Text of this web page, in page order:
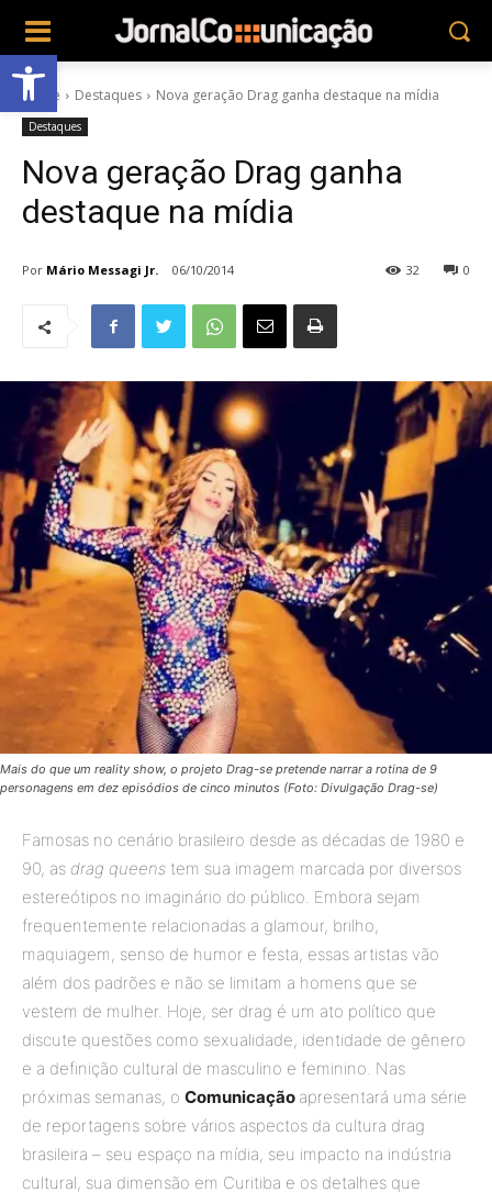
Abrir a barra de ferramentas
Home Destaques Nova geração Drag ganha destaque na mídia
Destaques
Nova geração Drag ganha
destaque na mídia
Por Mário Messagi Jr. 06/10/2014 0
32
Mais do que um reality show, o projeto Drag-se pretende narrar a rotina de 9
personagens em dez episódios de cinco minutos (Foto: Divulgação Drag-se)
Famosas no cenário brasileiro desde as décadas de 1980 e
90, as drag queens tem sua imagem marcada por diversos
estereótipos no imaginário do público. Embora sejam
frequentemente relacionadas a glamour, brilho,
maquiagem, senso de humor e festa, essas artistas vão
além dos padrões e não se limitam a homens que se
vestem de mulher. Hoje, ser drag é um ato político que
discute questões como sexualidade, identidade de gênero
e a definição cultural de masculino e feminino. Nas
próximas semanas, o Comunicação apresentará uma série
de reportagens sobre vários aspectos da cultura drag
brasileira – seu espaço na mídia, seu impacto na indústria
cultural, sua dimensão em Curitiba e os detalhes que